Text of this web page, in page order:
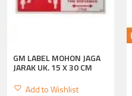
GM LABEL MOHON JAGA
JARAK UK. 15 X 30 CM
Add to Wishlist